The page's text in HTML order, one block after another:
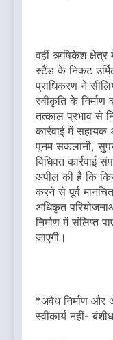
वहीं ऋषिकेश
स्टैंड के निकट
प्राधिकरण ने
स्वीकृति के निर्माण
तत्काल प्रभाव से
कार्रवाई में
पूनम सकलानी,
विधिवत
अपील की है कि
करने से पूर्व
अधिकृत
निर्माण में संलिप्त
जाएगी।
*अवैध निर्माण और
स्वीकार्य नहीं-